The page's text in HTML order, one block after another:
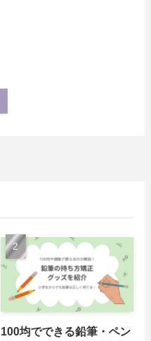
100均でできる鉛筆・ペン